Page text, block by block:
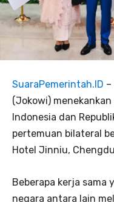
SuaraPemerintah.ID –
(Jokowi)
Indonesia dan
pertemuan bilateral
Hotel Jinniu,
Beberapa kerja sama
negara antara lain